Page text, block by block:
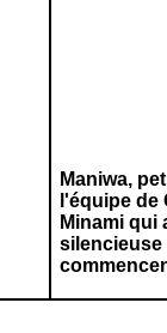
Maniwa,
l'équipe de
Minami qui
silencieuse